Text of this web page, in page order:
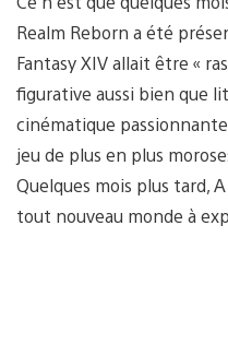
Realm Reborn a été
Fantasy XIV allait être «
figurative aussi bien que
cinématique
jeu de plus en plus
Quelques mois plus tard,
tout nouveau monde à